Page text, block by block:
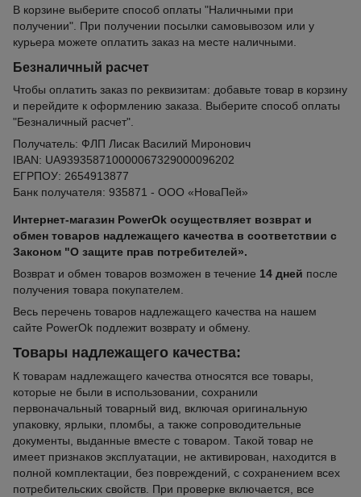
В корзине выберите способ оплаты "Наличными при
получении". При получении посылки самовывозом или у
курьера можете оплатить заказ на месте наличными.
Безналичный расчет
Чтобы оплатить заказ по реквизитам: добавьте товар в корзину
и перейдите к оформлению заказа. Выберите способ оплаты
"Безналичный расчет".
Получатель: ФЛП Лисак Василий Миронович
IBAN: UA939358710000067329000096202
ЕГРПОУ: 2654913877
Банк получателя: 935871 - ООО «НоваПей»
Интернет-магазин PowerOk осуществляет возврат и
обмен товаров надлежащего качества в соответствии с
Законом "О защите прав потребителей».
Возврат и обмен товаров возможен в течение 14 дней после
получения товара покупателем.
Весь перечень товаров надлежащего качества на нашем
сайте PowerOk подлежит возврату и обмену.
Товары надлежащего качества:
К товарам надлежащего качества относятся все товары,
которые не были в использовании, сохранили
первоначальный товарный вид, включая оригинальную
упаковку, ярлыки, пломбы, а также сопроводительные
документы, выданные вместе с товаром. Такой товар не
имеет признаков эксплуатации, не активирован, находится в
полной комплектации, без повреждений, с сохранением всех
потребительских свойств. При проверке включается, все